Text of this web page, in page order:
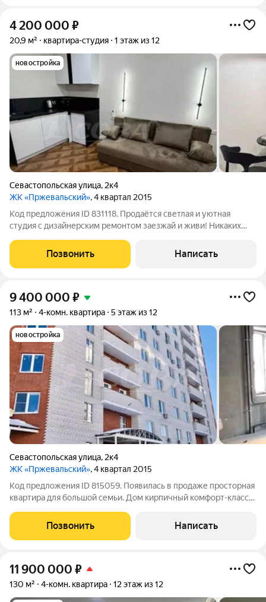
4 200 000 ₽
20,9 м² квартира-студия 1 этаж из 12
новостройка
Севастопольская улица, 2к4
ЖК «Пржевальский», 4 квартал 2015
Код предложения ID 831118. Продаётся светлая и уютная
студия с дизайнерским ремонтом заезжай и живи! Никаких
остаются новым владельцам. Квартира расположена в самом
центре города, рядом два
Позвонить Написать
9 400 000 ₽
113 м² 4-комн. квартира 5 этаж из 12
новостройка
Севастопольская улица, 2к4
ЖК «Пржевальский», 4 квартал 2015
Код предложения ID 815059. Появилась в продаже просторная
квартира для большой семьи. Дом кирпичный комфорт-класса
квартиры с окнами на три стороны. В квартире две лоджии.
Большая гостиная 24
Позвонить Написать
11 900 000 ₽
130 м² 4-комн. квартира 12 этаж из 12